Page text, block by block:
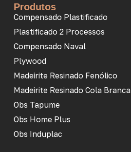
Produtos
Compensado Plastificado
Plastificado 2 Processos
Compensado Naval
Plywood
Madeirite Resinado Fenólico
Madeirite Resinado Cola Branca
Obs Tapume
Obs Home Plus
Obs Induplac